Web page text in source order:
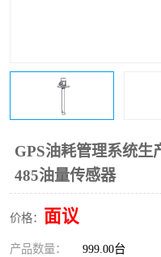
GPS油耗管理系统生
485油量传感器
价格： 面议
产品数量： 999.00台
流量仪表